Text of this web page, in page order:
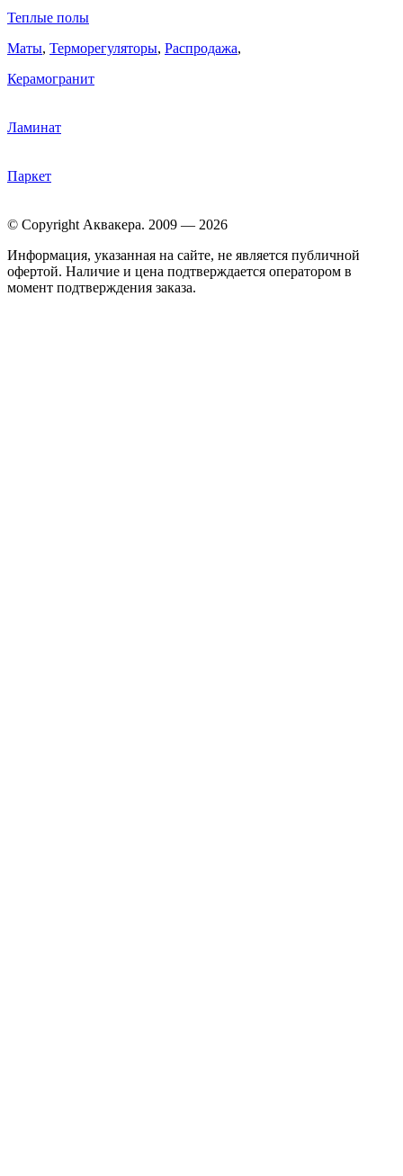
Теплые полы
Маты, Терморегуляторы, Распродажа,
Керамогранит
Ламинат
Паркет
© Copyright Аквакера. 2009 — 2026
Информация, указанная на сайте, не является публичной
офертой. Наличие и цена подтверждается оператором в
момент подтверждения заказа.